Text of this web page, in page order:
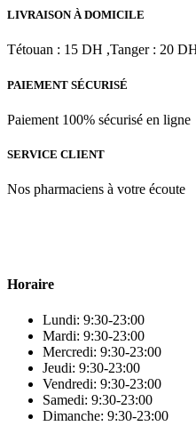
être
sur
page
produit
prix :
LIVRAISON À DOMICILE
Tétouan : 15 DH ,Tanger : 20
PAIEMENT SÉCURISÉ
Paiement 100% sécurisé en ligne
SERVICE CLIENT
Nos pharmaciens à votre écoute
Horaire
Lundi: 9:30-23:00
Mardi: 9:30-23:00
Mercredi: 9:30-23:00
Jeudi: 9:30-23:00
Vendredi: 9:30-23:00
Samedi: 9:30-23:00
Dimanche: 9:30-23:00